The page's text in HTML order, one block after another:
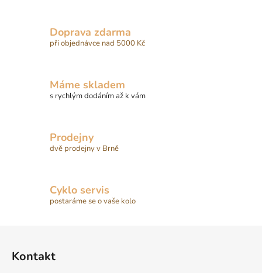
Doprava zdarma
při objednávce nad 5000 Kč
Máme skladem
s rychlým dodáním až k vám
Prodejny
dvě prodejny v Brně
Cyklo servis
postaráme se o vaše kolo
Kontakt